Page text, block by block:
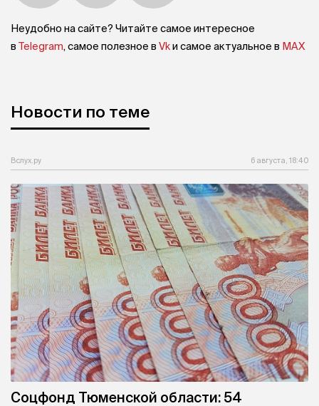
Неудобно на сайте? Читайте самое интересное
в Telegram, самое полезное в Vkи самое актуальное в MAX
Новости по теме
Вслух.ру 6 августа, 18:40
Соцфонд Тюменской области: 54